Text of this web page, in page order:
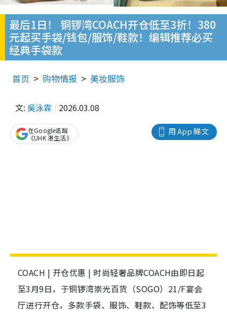
最后1日！ 铜锣湾COACH开仓低至3折！380
元起买手袋/钱包/服饰/鞋款！编辑推荐必买
经典手袋款
首页 购物情报 美妆服饰
文: 吳泳霖 2026.03.08
用 App 睇文
在Google追蹤
《UHK 港生活》
COACH | 开仓优惠 | 时尚轻奢品牌COACH由即日起
至3月9日，于铜锣湾崇光百货（SOGO）21/F宴会
厅进行开仓，多款手袋、服饰、鞋款、配饰等低至3